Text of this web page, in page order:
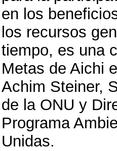
en los
los recursos
tiempo, es una
Metas de Aichi
Achim Steiner,
de la ONU y
Programa
Unidas.